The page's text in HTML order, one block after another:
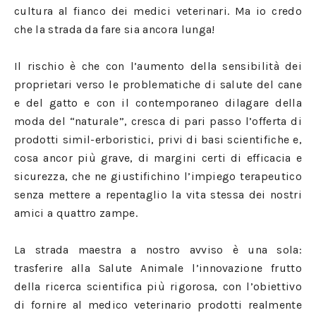
cultura al fianco dei medici veterinari. Ma io credo
che la strada da fare sia ancora lunga!
Il rischio è che con l’aumento della sensibilità dei
proprietari verso le problematiche di salute del cane
e del gatto e con il contemporaneo dilagare della
moda del “naturale”, cresca di pari passo l’offerta di
prodotti simil-erboristici, privi di basi scientifiche e,
cosa ancor più grave, di margini certi di efficacia e
sicurezza, che ne giustifichino l’impiego terapeutico
senza mettere a repentaglio la vita stessa dei nostri
amici a quattro zampe.
La strada maestra a nostro avviso è una sola:
trasferire alla Salute Animale l’innovazione frutto
della ricerca scientifica più rigorosa, con l’obiettivo
di fornire al medico veterinario prodotti realmente